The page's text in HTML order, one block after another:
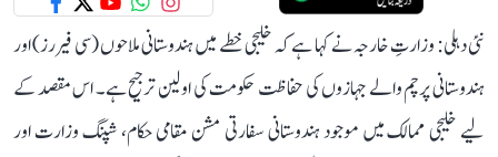
نئی دہلی: وزارتِ خارجہ نے کہا ہے کہ خلیجی خطے میں ہندوستانی ملاحوں (سی فیررز) اور
ہندوستانی پرچم والے جہازوں کی حفاظت حکومت کی اولین ترجیح ہے۔ اس مقصد کے
لیے خلیجی ممالک میں موجود ہندوستانی سفارتی مشن مقامی حکام، شپنگ وزارت اور